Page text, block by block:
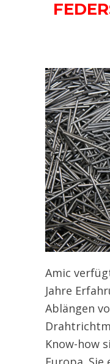
Amic
Jahre
Ablängen
Know-how